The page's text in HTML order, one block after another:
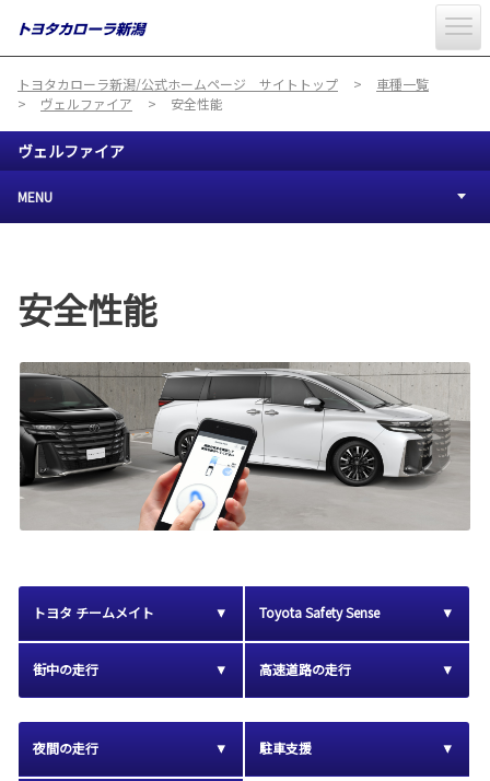
トヨタカローラ新潟/公式ホームページ サイトトップ
車種一覧
ヴェルファイア
安全性能
ヴェルファイア
MENU
安全性能
トヨタ チームメイト Toyota Safety Sense
街中の走行 高速道路の走行
夜間の走行 駐車支援